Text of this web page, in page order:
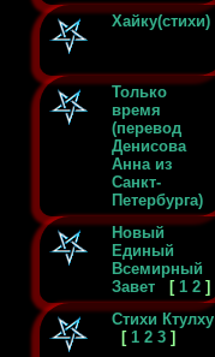
Хайку(стихи)
Только
время
(перевод
Денисова
Анна из
Санкт-
Петербурга)
Новый
Единый
Всемирный
Завет
[ 1 2 ]
Стихи Ктулху
[ 1 2 3 ]